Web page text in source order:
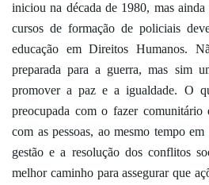
iniciou na década de 1980, mas
cursos de formação de policiais
educação em Direitos Humanos.
preparada para a guerra, mas sim
promover a paz e a igualdade. O
preocupada com o fazer comunitário
com as pessoas, ao mesmo tempo
gestão e a resolução dos conflitos
melhor caminho para assegurar que